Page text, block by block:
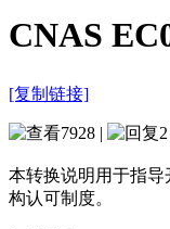
CNAS
[复制链接]
7928 | 2
本转换说明用于指导
构认可制度。